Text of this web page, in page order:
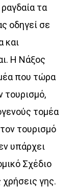
τα
οδηγεί σε
και
Η Νάξος
που τώρα
τουρισμό,
τομέα
τουρισμό
υπάρχει
Σχέδιο
χρήσεις γης.